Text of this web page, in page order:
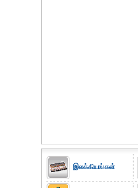
இலக்கியங்கள்